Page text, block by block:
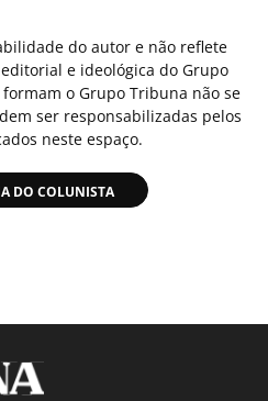
do autor e não reflete
e ideológica do Grupo
o Grupo Tribuna não se
ser responsabilizadas pelos
neste espaço.
DO COLUNISTA